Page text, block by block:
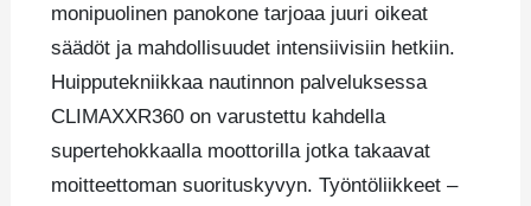
monipuolinen panokone tarjoaa juuri oikeat
säädöt ja mahdollisuudet intensiivisiin hetkiin.
Huipputekniikkaa nautinnon palveluksessa
CLIMAXXR360 on varustettu kahdella
supertehokkaalla moottorilla jotka takaavat
moitteettoman suorituskyvyn. Työntöliikkeet –